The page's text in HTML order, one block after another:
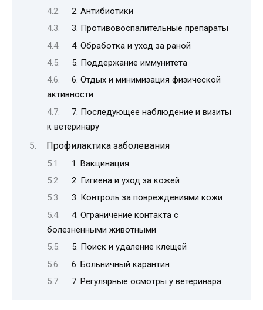
2. Антибиотики
3. Противовоспалительные препараты
4. Обработка и уход за раной
5. Поддержание иммунитета
6. Отдых и минимизация физической
активности
7. Последующее наблюдение и визиты
к ветеринару
Профилактика заболевания
1. Вакцинация
2. Гигиена и уход за кожей
3. Контроль за повреждениями кожи
4. Ограничение контакта с
болезненными животными
5. Поиск и удаление клещей
6. Больничный карантин
7. Регулярные осмотры у ветеринара